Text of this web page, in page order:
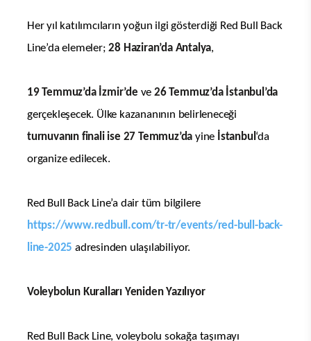
Her yıl katılımcıların yoğun ilgi gösterdiği Red Bull Back
Line’da elemeler;28 Haziran’da Antalya,
19 Temmuz’da İzmir’de ve26 Temmuz’da İstanbul’da
gerçekleşecek. Ülke kazananının belirleneceği
turnuvanın finali ise 27 Temmuz’da yine İstanbul ‘da
organize edilecek.
Red Bull Back Line’a dair tüm bilgilere
https://www.redbull.com/tr-tr/events/red-bull-back-
line-2025 adresinden ulaşılabiliyor.
Voleybolun Kuralları Yeniden Yazılıyor
Red Bull Back Line, voleybolu sokağa taşımayı